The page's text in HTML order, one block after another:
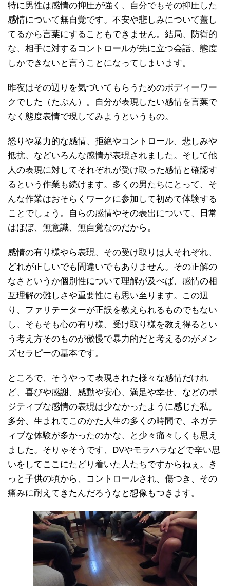
特に男性は感情の抑圧が強く、自分でもその抑圧した
感情について無自覚です。不安や悲しみについて蓋し
てるから言葉にすることもできません。結局、防衛的
な、相手に対するコントロールが先に立つ会話、態度
しかできないと言うことになってしまいます。
昨夜はその辺りを気づいてもらうためのボディーワー
クでした（たぶん）。自分が表現したい感情を言葉で
なく態度表情で現してみようというもの。
怒りや暴力的な感情、拒絶やコントロール、悲しみや
抵抗、などいろんな感情が表現されました。そして他
人の表現に対してそれぞれが受け取った感情と確認す
るという作業も続けます。多くの男たちにとって、そ
んな作業はおそらくワークに参加して初めて体験する
ことでしょう。自らの感情やその表出について、日常
はほぼ、無意識、無自覚なのだから。
感情の有り様やら表現、その受け取りは人それぞれ、
どれが正しいでも間違いでもありません。その正解の
なさというか個別性について理解が及べば、感情の相
互理解の難しさや重要性にも思い至ります。この辺
り、ファリテーターが正誤を教えられるものでもない
し、そもそも心の有り様、受け取り様を教え得るとい
う考え方そのものが傲慢で暴力的だと考えるのがメン
ズセラピーの基本です。
ところで、そうやって表現された様々な感情だけれ
ど、喜びや感謝、感動や安心、満足や幸せ、などのポ
ジティブな感情の表現は少なかったように感じた私。
多分、生まれてこのかた人生の多くの時間で、ネガテ
ィブな体験が多かったのかな、と少々痛々しくも思え
ました。そりゃそうです、DVやモラハラなどで辛い思
いをしてここにたどり着いた人たちですからねぇ。き
っと子供の頃から、コントロールされ、傷つき、その
痛みに耐えてきたんだろうなと想像もつきます。